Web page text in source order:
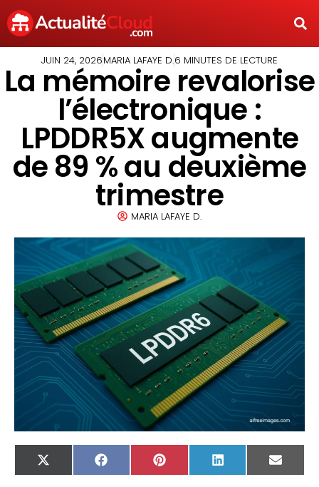
JUIN 24, 2026MARIA LAFAYE D.6 MINUTES DE LECTURE
La mémoire revalorise
l’électronique :
LPDDR5X augmente
de 89 % au deuxième
trimestre
MARIA LAFAYE D.
X
(Twitter)
FacebookPinterest LinkedIn
Email